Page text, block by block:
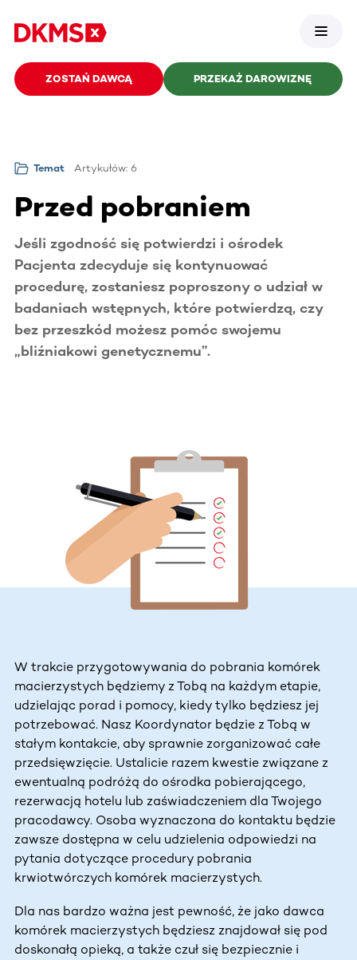
ZOSTAŃ DAWCĄ PRZEKAŻ DAROWIZNĘ
Temat Artykułów: 6
Przed pobraniem
Jeśli zgodność się potwierdzi i ośrodek
Pacjenta zdecyduje się kontynuować
procedurę, zostaniesz poproszony o udział w
badaniach wstępnych, które potwierdzą, czy
bez przeszkód możesz pomóc swojemu
„bliźniakowi genetycznemu”.
W trakcie przygotowywania do pobrania komórek
macierzystych będziemy z Tobą na każdym etapie,
udzielając porad i pomocy, kiedy tylko będziesz jej
potrzebować. Nasz Koordynator będzie z Tobą w
stałym kontakcie, aby sprawnie zorganizować całe
przedsięwzięcie. Ustalicie razem kwestie związane z
ewentualną podróżą do ośrodka pobierającego,
rezerwacją hotelu lub zaświadczeniem dla Twojego
pracodawcy. Osoba wyznaczona do kontaktu będzie
zawsze dostępna w celu udzielenia odpowiedzi na
pytania dotyczące procedury pobrania
krwiotwórczych komórek macierzystych.
Dla nas bardzo ważna jest pewność, że jako dawca
komórek macierzystych będziesz znajdował się pod
doskonałą opieką, a także czuł się bezpiecznie i